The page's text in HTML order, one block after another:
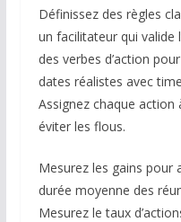
Définissez des règles
un facilitateur qui valide
des verbes d’action
dates réalistes avec
Assignez chaque
éviter les flous.
Mesurez les gains pour
durée moyenne des
Mesurez le taux